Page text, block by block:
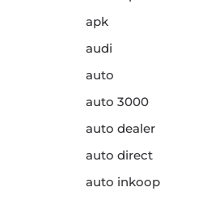
apk
audi
auto
auto 3000
auto dealer
auto direct
auto inkoop